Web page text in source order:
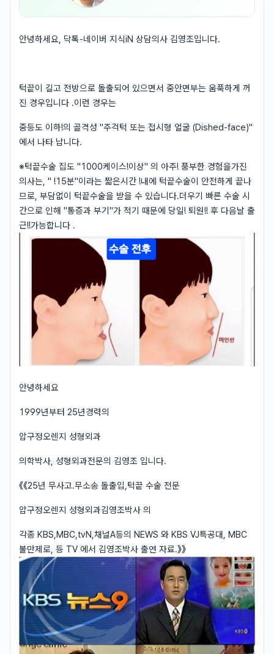
안녕하세요, 닥톡-네이버 지식iN 상담의사 김영조입니다.
턱끝이 길고 전방으로 돌출되어 있으면서 중안면부는 움푹하게 꺼
진 경우입니다 .이런 경우는
중등도 이하!의 골격성 "주걱턱 또는 접시형 얼굴 (Dished-face)"
에서 나타 납니다.
※턱끝수술 집도 "1000케이스!이상" 의 아주! 풍부한 경험을가진
의사는, " !15분"이라는 짧은시간 !내에 턱끝수술이 안전하게 끝나
므로, 부담없이 턱끝수술을 받을 수 있습니다.더우기 빠른 수술 시
간으로 인해 "통증과 부기"가 적기 때문에 당일! 퇴원!! 후 다음날 출
근!!가능합니다 .
안녕하세요
1999년부터 25년경력의
압구정오렌지 성형외과
의학박사, 성형외과전문의 김영조 입니다.
《《25년 무사고.무소송 돌출입,턱끝 수술 전문
압구정오렌지 성형외과김영조박사 의
각종 KBS,MBC,tvN,채널A등의 NEWS 와 KBS VJ특공대, MBC
불만제로, 등 TV 에서 김영조박사 출연 자료.》》